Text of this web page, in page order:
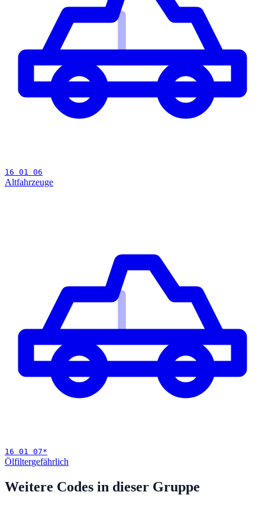
16 01 06
Altfahrzeuge
16 01 07*
Ölfiltergefährlich
Weitere Codes in dieser Gruppe